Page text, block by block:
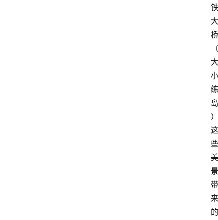
铁
大
桥
（
大
小
练
岛
）
这
些
美
景
带
来
的